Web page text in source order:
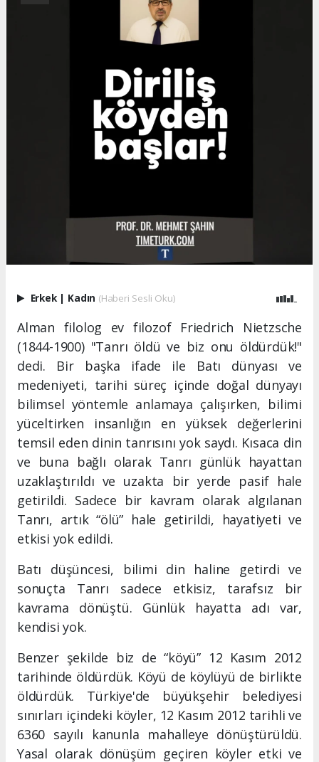
Erkek | Kadın (Haberi Sesli Oku)
Alman filolog ev filozof Friedrich Nietzsche
(1844-1900) "Tanrı öldü ve biz onu öldürdük!"
dedi. Bir başka ifade ile Batı dünyası ve
medeniyeti, tarihi süreç içinde doğal dünyayı
bilimsel yöntemle anlamaya çalışırken, bilimi
yüceltirken insanlığın en yüksek değerlerini
temsil eden dinin tanrısını yok saydı. Kısaca din
ve buna bağlı olarak Tanrı günlük hayattan
uzaklaştırıldı ve uzakta bir yerde pasif hale
getirildi. Sadece bir kavram olarak algılanan
Tanrı, artık “ölü” hale getirildi, hayatiyeti ve
etkisi yok edildi.
Batı düşüncesi, bilimi din haline getirdi ve
sonuçta Tanrı sadece etkisiz, tarafsız bir
kavrama dönüştü. Günlük hayatta adı var,
kendisi yok.
Benzer şekilde biz de “köyü” 12 Kasım 2012
tarihinde öldürdük. Köyü de köylüyü de birlikte
öldürdük. Türkiye'de büyükşehir belediyesi
sınırları içindeki köyler, 12 Kasım 2012 tarihli ve
6360 sayılı kanunla mahalleye dönüştürüldü.
Yasal olarak dönüşüm geçiren köyler etki ve